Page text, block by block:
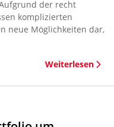
der recht
komplizierten
neue Möglichkeiten dar,
Weiterlesen